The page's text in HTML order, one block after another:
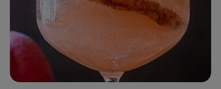
Obst & Gemüse
Kühltheke
Bäckerei
Vorratskammer